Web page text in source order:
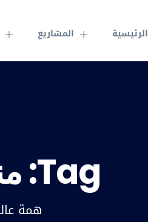
الرئيسية المشاريع
Tag:
همة